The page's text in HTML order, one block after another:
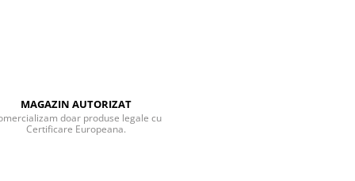
MAGAZIN AUTORIZAT
doar produse legale cu
Certificare Europeana.